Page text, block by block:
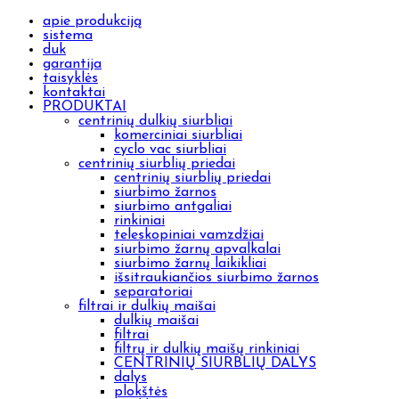
apie produkciją
sistema
duk
garantija
taisyklės
kontaktai
PRODUKTAI
centrinių dulkių siurbliai
komerciniai siurbliai
cyclo vac siurbliai
centrinių siurblių priedai
centrinių siurblių priedai
siurbimo žarnos
siurbimo antgaliai
rinkiniai
teleskopiniai vamzdžiai
siurbimo žarnų apvalkalai
siurbimo žarnų laikikliai
išsitraukiančios siurbimo žarnos
separatoriai
filtrai ir dulkių maišai
dulkių maišai
filtrai
filtrų ir dulkių maišų rinkiniai
CENTRINIŲ SIURBLIŲ DALYS
dalys
plokštės